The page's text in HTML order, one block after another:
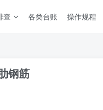
查 各类台账 操作规程
钢筋